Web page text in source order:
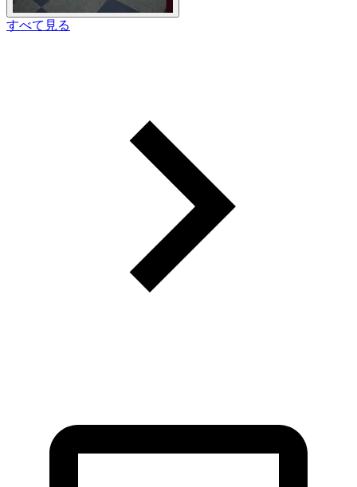
すべて見る